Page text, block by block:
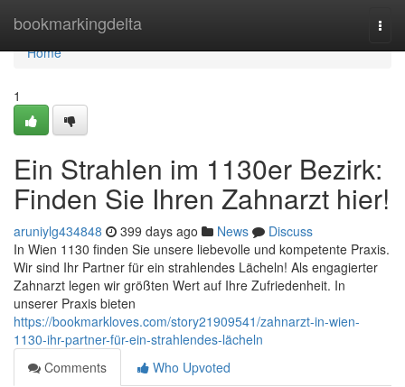
bookmarkingdelta
Home
Home
1
Ein Strahlen im 1130er Bezirk:
Finden Sie Ihren Zahnarzt hier!
aruniylg434848 399 days ago News
Discuss
In Wien 1130 finden Sie unsere liebevolle und kompetente Praxis.
Wir sind Ihr Partner für ein strahlendes Lächeln! Als engagierter
Zahnarzt legen wir größten Wert auf Ihre Zufriedenheit. In
unserer Praxis bieten
https://bookmarkloves.com/story21909541/zahnarzt-in-wien-
1130-ihr-partner-für-ein-strahlendes-lächeln
Comments
Who Upvoted